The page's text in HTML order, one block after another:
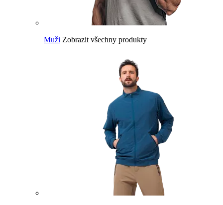
Muži Zobrazit všechny produkty